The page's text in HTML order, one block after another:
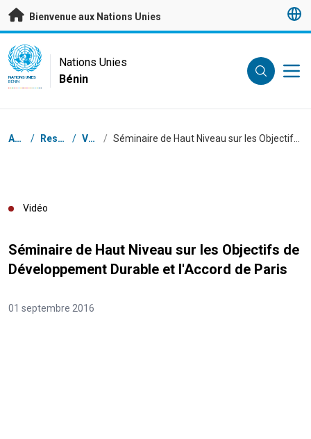
Passer au contenu principal
Bienvenue aux Nations Unies
UN Logo
NATIONS UNIES
BÉNIN
Nations Unies
Bénin
Fil d'Ariane
Accueil / Ressources / Vidéos /
Vidéo
Séminaire de Haut Niveau sur les Objectifs de
Développement Durable et l'Accord de Paris
01 septembre 2016